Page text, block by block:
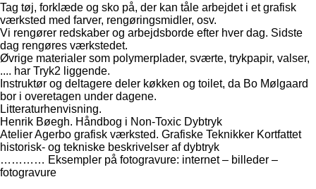
Tag tøj, forklæde og sko på, der kan tåle arbejdet i et grafisk
værksted med farver, rengøringsmidler, osv.
Vi rengører redskaber og arbejdsborde efter hver dag. Sidste
dag rengøres værkstedet.
Øvrige materialer som polymerplader, sværte, trykpapir, valser,
.... har Tryk2 liggende.
Instruktør og deltagere deler køkken og toilet, da Bo Mølgaard
bor i overetagen under dagene.
Litteraturhenvisning.
Henrik Bøegh. Håndbog i Non-Toxic Dybtryk
Atelier Agerbo grafisk værksted. Grafiske Teknikker Kortfattet
historisk- og tekniske beskrivelser af dybtryk
………… Eksempler på fotogravure: internet – billeder –
fotogravure